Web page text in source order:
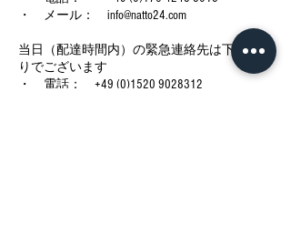
・ メール： info@natto24.com
当日（配達時間内）の緊急連絡先は下記の通
りでございます
・ 電話： +49 (0)1520 9028312